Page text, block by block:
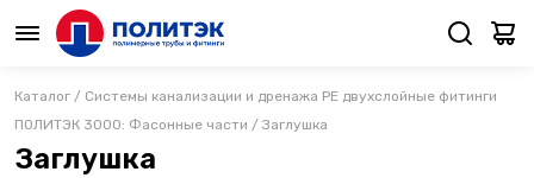
Каталог / Системы канализации и дренажа PE двухслойные фитинги
ПОЛИТЭК 3000: Фасонные части / Заглушка
Заглушка